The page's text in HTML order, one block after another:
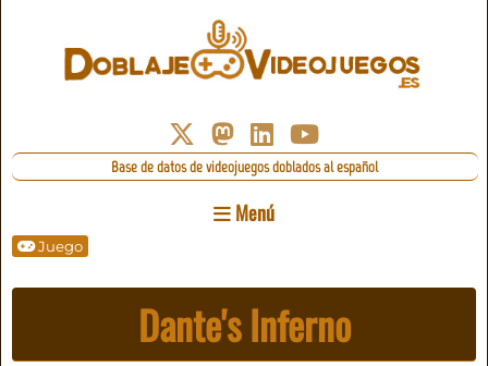
Base de datos de videojuegos doblados al español
Menú
Juego
Dante's Inferno